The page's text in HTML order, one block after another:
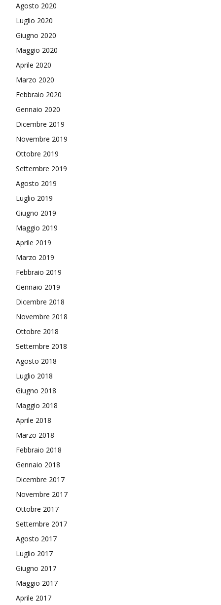
Agosto 2020
Luglio 2020
Giugno 2020
Maggio 2020
Aprile 2020
Marzo 2020
Febbraio 2020
Gennaio 2020
Dicembre 2019
Novembre 2019
Ottobre 2019
Settembre 2019
Agosto 2019
Luglio 2019
Giugno 2019
Maggio 2019
Aprile 2019
Marzo 2019
Febbraio 2019
Gennaio 2019
Dicembre 2018
Novembre 2018
Ottobre 2018
Settembre 2018
Agosto 2018
Luglio 2018
Giugno 2018
Maggio 2018
Aprile 2018
Marzo 2018
Febbraio 2018
Gennaio 2018
Dicembre 2017
Novembre 2017
Ottobre 2017
Settembre 2017
Agosto 2017
Luglio 2017
Giugno 2017
Maggio 2017
Aprile 2017